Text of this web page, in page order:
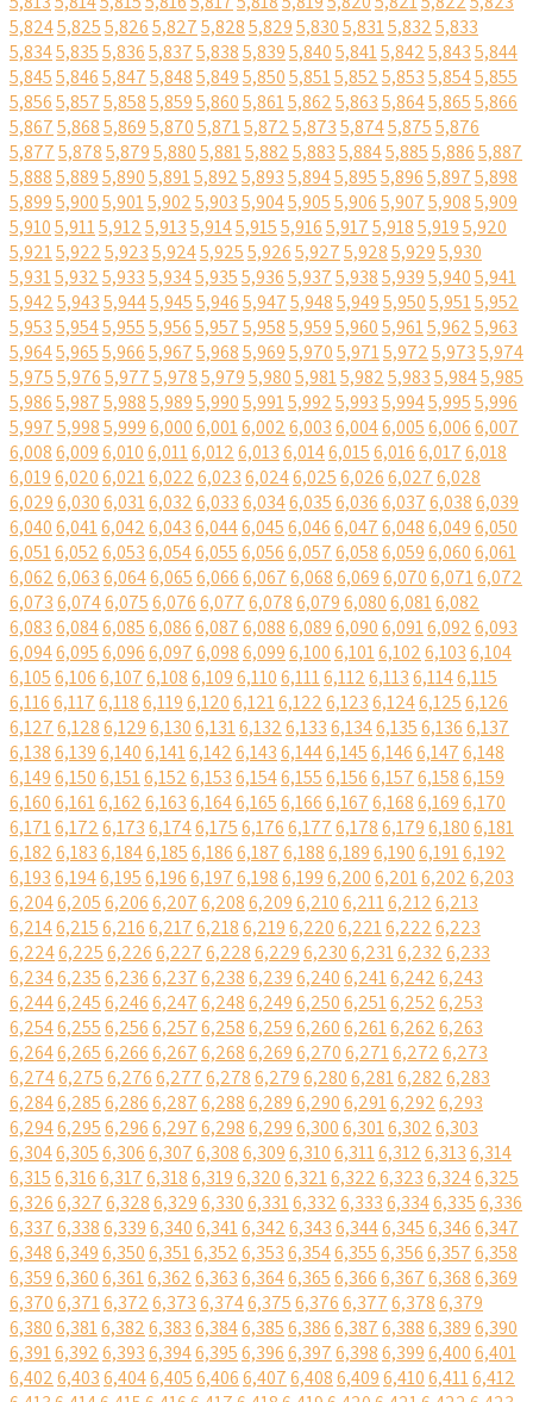
5,8245,8255,8265,8275,8285,8295,8305,8315,8325,833
5,8345,8355,8365,8375,8385,8395,8405,8415,8425,8435,844
5,8455,8465,8475,8485,8495,8505,8515,8525,8535,8545,855
5,8565,8575,8585,8595,8605,8615,8625,8635,8645,8655,866
5,8675,8685,8695,8705,8715,8725,8735,8745,8755,876
5,8775,8785,8795,8805,8815,8825,8835,8845,8855,8865,887
5,8885,8895,8905,8915,8925,8935,8945,8955,8965,8975,898
5,8995,9005,9015,9025,9035,9045,9055,9065,9075,9085,909
5,9105,9115,9125,9135,9145,9155,9165,9175,9185,9195,920
5,9215,9225,9235,9245,9255,9265,9275,9285,9295,930
5,9315,9325,9335,9345,9355,9365,9375,9385,9395,9405,941
5,9425,9435,9445,9455,9465,9475,9485,9495,9505,9515,952
5,9535,9545,9555,9565,9575,9585,9595,9605,9615,9625,963
5,9645,9655,9665,9675,9685,9695,9705,9715,9725,9735,974
5,9755,9765,9775,9785,9795,9805,9815,9825,9835,9845,985
5,9865,9875,9885,9895,9905,9915,9925,9935,9945,9955,996
5,9975,9985,9996,0006,0016,0026,0036,0046,0056,0066,007
6,0086,0096,0106,0116,0126,0136,0146,0156,0166,0176,018
6,0196,0206,0216,0226,0236,0246,0256,0266,0276,028
6,0296,0306,0316,0326,0336,0346,0356,0366,0376,0386,039
6,0406,0416,0426,0436,0446,0456,0466,0476,0486,0496,050
6,0516,0526,0536,0546,0556,0566,0576,0586,0596,0606,061
6,0626,0636,0646,0656,0666,0676,0686,0696,0706,0716,072
6,0736,0746,0756,0766,0776,0786,0796,0806,0816,082
6,0836,0846,0856,0866,0876,0886,0896,0906,0916,0926,093
6,0946,0956,0966,0976,0986,0996,1006,1016,1026,1036,104
6,1056,1066,1076,1086,1096,1106,1116,1126,1136,1146,115
6,1166,1176,1186,1196,1206,1216,1226,1236,1246,1256,126
6,1276,1286,1296,1306,1316,1326,1336,1346,1356,1366,137
6,1386,1396,1406,1416,1426,1436,1446,1456,1466,1476,148
6,1496,1506,1516,1526,1536,1546,1556,1566,1576,1586,159
6,1606,1616,1626,1636,1646,1656,1666,1676,1686,1696,170
6,1716,1726,1736,1746,1756,1766,1776,1786,1796,1806,181
6,1826,1836,1846,1856,1866,1876,1886,1896,1906,1916,192
6,1936,1946,1956,1966,1976,1986,1996,2006,2016,2026,203
6,2046,2056,2066,2076,2086,2096,2106,2116,2126,213
6,2146,2156,2166,2176,2186,2196,2206,2216,2226,223
6,2246,2256,2266,2276,2286,2296,2306,2316,2326,233
6,2346,2356,2366,2376,2386,2396,2406,2416,2426,243
6,2446,2456,2466,2476,2486,2496,2506,2516,2526,253
6,2546,2556,2566,2576,2586,2596,2606,2616,2626,263
6,2646,2656,2666,2676,2686,2696,2706,2716,2726,273
6,2746,2756,2766,2776,2786,2796,2806,2816,2826,283
6,2846,2856,2866,2876,2886,2896,2906,2916,2926,293
6,2946,2956,2966,2976,2986,2996,3006,3016,3026,303
6,3046,3056,3066,3076,3086,3096,3106,3116,3126,3136,314
6,3156,3166,3176,3186,3196,3206,3216,3226,3236,3246,325
6,3266,3276,3286,3296,3306,3316,3326,3336,3346,3356,336
6,3376,3386,3396,3406,3416,3426,3436,3446,3456,3466,347
6,3486,3496,3506,3516,3526,3536,3546,3556,3566,3576,358
6,3596,3606,3616,3626,3636,3646,3656,3666,3676,3686,369
6,3706,3716,3726,3736,3746,3756,3766,3776,3786,379
6,3806,3816,3826,3836,3846,3856,3866,3876,3886,3896,390
6,3916,3926,3936,3946,3956,3966,3976,3986,3996,4006,401
6,4026,4036,4046,4056,4066,4076,4086,4096,4106,4116,412